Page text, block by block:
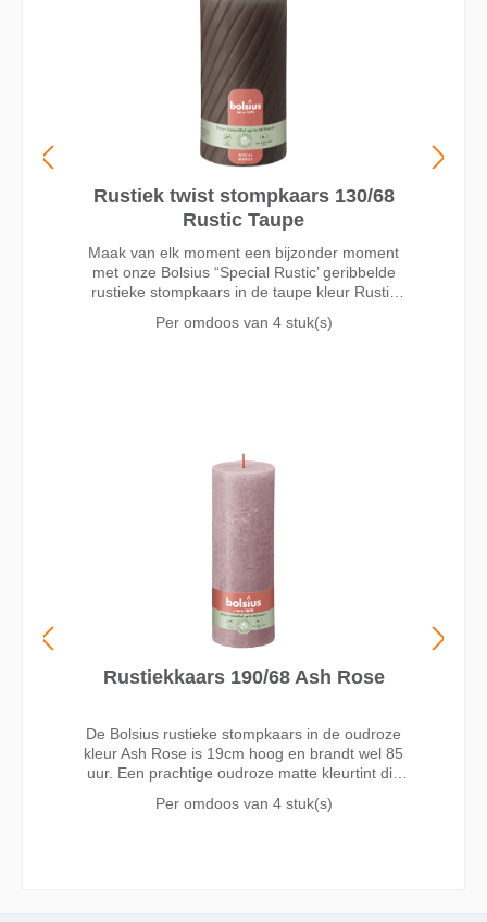
Rustiek twist stompkaars 130/68
Rustic Taupe
Maak van elk moment een bijzonder moment
met onze Bolsius “Special Rustic’ geribbelde
rustieke stompkaars in de taupe kleur Rustic
een brandduur van wel 60 uur dankzij onze
kleuren. Deze kunnen op diverse manieren
goed met elkaar gecombineerd worden en
Per omdoos van 4 stuk(s)
Rustiekkaars 190/68 Ash Rose
De Bolsius rustieke stompkaars in de oudroze
kleur Ash Rose is 19cm hoog en brandt wel 85
uur. Een prachtige oudroze matte kleurtint die
pastelkleuren. Een trendy kleur die past bij elk
Per omdoos van 4 stuk(s)